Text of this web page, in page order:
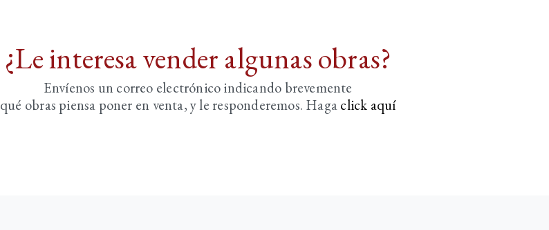
¿Le interesa vender algunas obras?
Envíenos un correo electrónico indicando brevemente
qué obras piensa poner en venta, y le responderemos. Hagaclick aquí­